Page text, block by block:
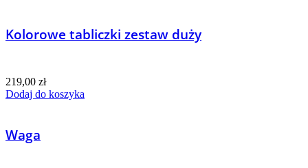
Kolorowe tabliczki zestaw duży
219,00 zł
Dodaj do koszyka
Waga